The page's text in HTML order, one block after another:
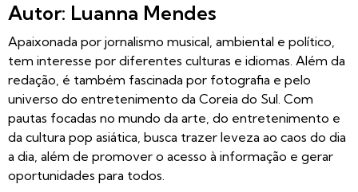
Autor: Luanna Mendes
Apaixonada por jornalismo musical, ambiental e político,
tem interesse por diferentes culturas e idiomas. Além da
redação, é também fascinada por fotografia e pelo
universo do entretenimento da Coreia do Sul. Com
pautas focadas no mundo da arte, do entretenimento e
da cultura pop asiática, busca trazer leveza ao caos do dia
a dia, além de promover o acesso à informação e gerar
oportunidades para todos.